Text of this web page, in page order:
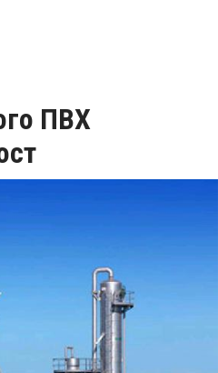
ПВХ